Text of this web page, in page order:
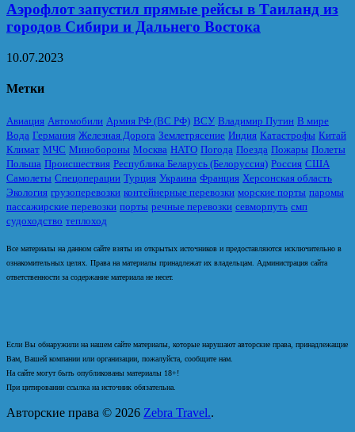
Аэрофлот запустил прямые рейсы в Таиланд из
городов Сибири и Дальнего Востока
10.07.2023
Метки
Авиация Автомобили Армия РФ (ВС РФ) ВСУ Владимир Путин В мире
Вода Германия Железная Дорога Землетрясение Индия Катастрофы Китай
Климат МЧС Минобороны Москва НАТО Погода Поезда Пожары Полеты
Польша Происшествия Республика Беларусь (Белоруссия) Россия США
Самолеты Спецоперации Турция Украина Франция Херсонская область
Экология грузоперевозки контейнерные перевозки морские порты паромы
пассажирские перевозки порты речные перевозки севморпуть смп
судоходство теплоход
Все материалы на данном сайте взяты из открытых источников и предоставляются исключительно в
ознакомительных целях. Права на материалы принадлежат их владельцам. Администрация сайта
ответственности за содержание материала не несет.
Если Вы обнаружили на нашем сайте материалы, которые нарушают авторские права, принадлежащие
Вам, Вашей компании или организации, пожалуйста, сообщите нам.
На сайте могут быть опубликованы материалы 18+!
При цитировании ссылка на источник обязательна.
Авторские права © 2026 Zebra Travel..